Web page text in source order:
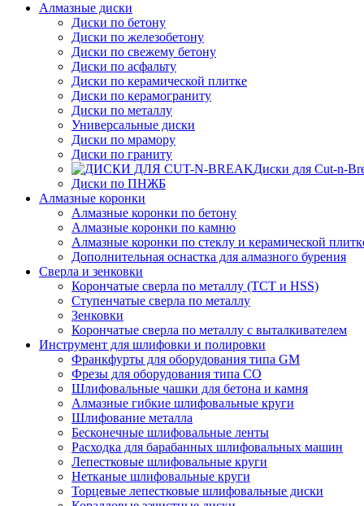
Алмазные диски
Диски по бетону
Диски по железобетону
Диски по свежему бетону
Диски по асфальту
Диски по керамической плитке
Диски по керамограниту
Диски по металлу
Универсальные диски
Диски по мрамору
Диски по граниту
Диски для Cut-n-
Диски по ПНЖБ
Алмазные коронки
Алмазные коронки по бетону
Алмазные коронки по камню
Алмазные коронки по стеклу и керамической
Дополнительная оснастка для алмазного бурения
Сверла и зенковки
Корончатые сверла по металлу (TCT и HSS)
Ступенчатые сверла по металлу
Зенковки
Корончатые сверла по металлу c выталкивателем
Инструмент для шлифовки и полировки
Франкфурты для оборудования типа GM
Фрезы для оборудования типа СО
Шлифовальные чашки для бетона и камня
Алмазные гибкие шлифовальные круги
Шлифование металла
Бесконечные шлифовальные ленты
Расходка для барабанных шлифовальных машин
Лепестковые шлифовальные круги
Нетканые шлифовальные круги
Торцевые лепестковые шлифовальные диски